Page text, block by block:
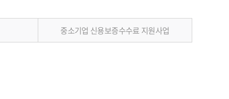
중소기업 신용보증수수료 지원사업